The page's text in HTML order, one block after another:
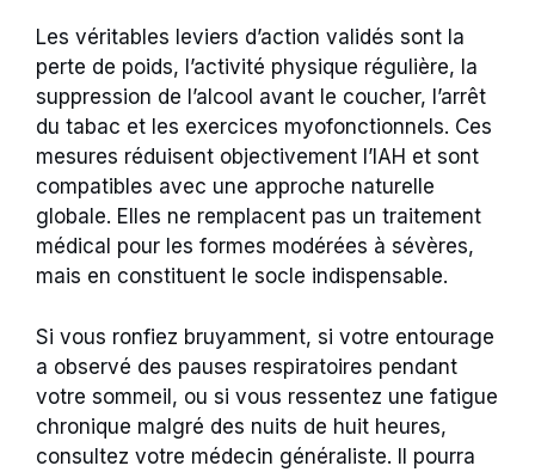
Les véritables leviers d’action validés sont la
perte de poids, l’activité physique régulière, la
suppression de l’alcool avant le coucher, l’arrêt
du tabac et les exercices myofonctionnels. Ces
mesures réduisent objectivement l’IAH et sont
compatibles avec une approche naturelle
globale. Elles ne remplacent pas un traitement
médical pour les formes modérées à sévères,
mais en constituent le socle indispensable.
Si vous ronfiez bruyamment, si votre entourage
a observé des pauses respiratoires pendant
votre sommeil, ou si vous ressentez une fatigue
chronique malgré des nuits de huit heures,
consultez votre médecin généraliste. Il pourra